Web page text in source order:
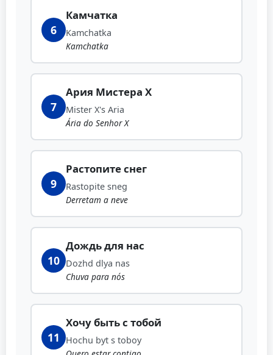
6
Камчатка
Kamchatka
Kamchatka
7
Ария Мистера Х
Mister X's Aria
Ária do Senhor X
9
Растопите снег
Rastopite sneg
Derretam a neve
10
Дождь для нас
Dozhd dlya nas
Chuva para nós
11
Хочу быть с тобой
Hochu byt s toboy